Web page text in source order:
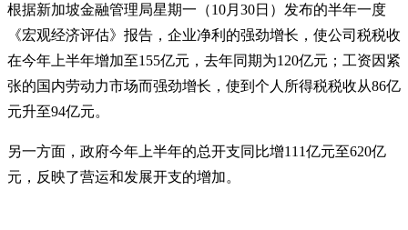
根据新加坡金融管理局星期一（10月30日）发布的半年一度
《宏观经济评估》报告，企业净利的强劲增长，使公司税税收
在今年上半年增加至155亿元，去年同期为120亿元；工资因紧
张的国内劳动力市场而强劲增长，使到个人所得税税收从86亿
元升至94亿元。
另一方面，政府今年上半年的总开支同比增111亿元至620亿
元，反映了营运和发展开支的增加。